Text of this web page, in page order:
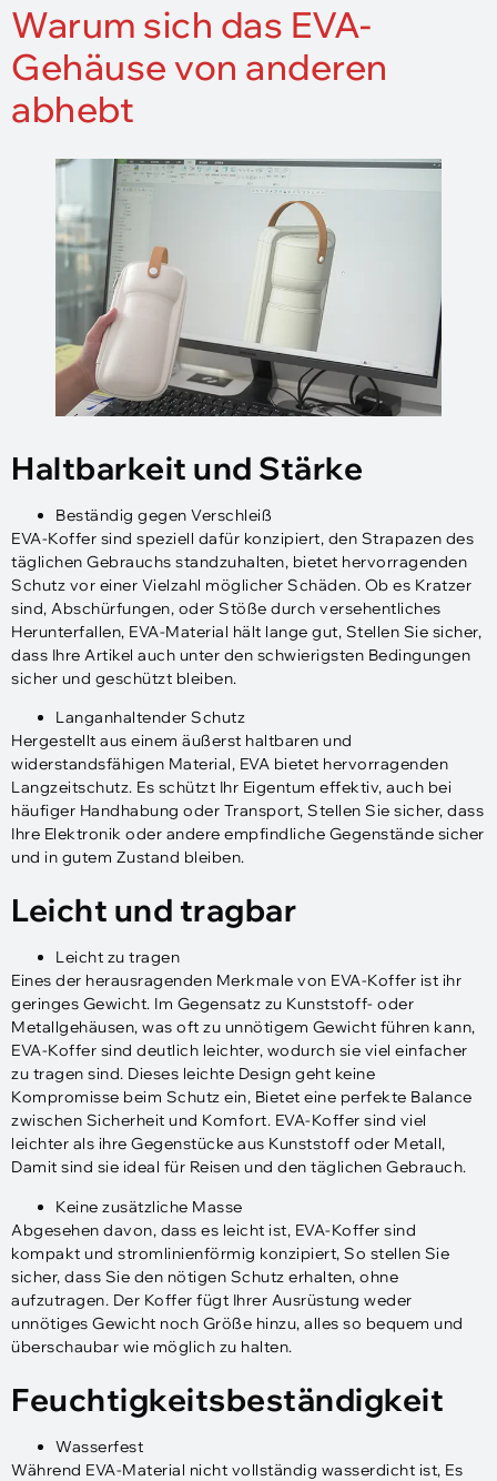
Warum sich das EVA-
Gehäuse von anderen
abhebt
Haltbarkeit und Stärke
Beständig gegen Verschleiß
EVA-Koffer sind speziell dafür konzipiert, den Strapazen des
täglichen Gebrauchs standzuhalten, bietet hervorragenden
Schutz vor einer Vielzahl möglicher Schäden. Ob es Kratzer
sind, Abschürfungen, oder Stöße durch versehentliches
Herunterfallen, EVA-Material hält lange gut, Stellen Sie sicher,
dass Ihre Artikel auch unter den schwierigsten Bedingungen
sicher und geschützt bleiben.
Langanhaltender Schutz
Hergestellt aus einem äußerst haltbaren und
widerstandsfähigen Material, EVA bietet hervorragenden
Langzeitschutz. Es schützt Ihr Eigentum effektiv, auch bei
häufiger Handhabung oder Transport, Stellen Sie sicher, dass
Ihre Elektronik oder andere empfindliche Gegenstände sicher
und in gutem Zustand bleiben.
Leicht und tragbar
Leicht zu tragen
Eines der herausragenden Merkmale von EVA-Koffer ist ihr
geringes Gewicht. Im Gegensatz zu Kunststoff- oder
Metallgehäusen, was oft zu unnötigem Gewicht führen kann,
EVA-Koffer sind deutlich leichter, wodurch sie viel einfacher
zu tragen sind. Dieses leichte Design geht keine
Kompromisse beim Schutz ein, Bietet eine perfekte Balance
zwischen Sicherheit und Komfort. EVA-Koffer sind viel
leichter als ihre Gegenstücke aus Kunststoff oder Metall,
Damit sind sie ideal für Reisen und den täglichen Gebrauch.
Keine zusätzliche Masse
Abgesehen davon, dass es leicht ist, EVA-Koffer sind
kompakt und stromlinienförmig konzipiert, So stellen Sie
sicher, dass Sie den nötigen Schutz erhalten, ohne
aufzutragen. Der Koffer fügt Ihrer Ausrüstung weder
unnötiges Gewicht noch Größe hinzu, alles so bequem und
überschaubar wie möglich zu halten.
Feuchtigkeitsbeständigkeit
Wasserfest
Während EVA-Material nicht vollständig wasserdicht ist, Es